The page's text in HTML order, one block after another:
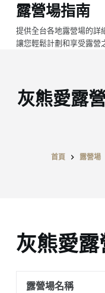
跳
至
主
容
露營場指南
提供全台各地露營場的詳
讓您輕鬆計劃和享受露營
灰熊愛露
首頁 露營場
灰熊愛
露營場名稱